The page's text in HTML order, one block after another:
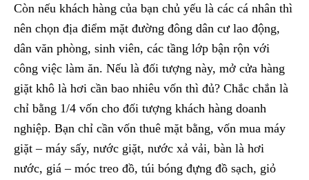
Còn nếu khách hàng của bạn chủ yếu là các cá nhân thì
nên chọn địa điểm mặt đường đông dân cư lao động,
dân văn phòng, sinh viên, các tầng lớp bận rộn với
công việc làm ăn. Nếu là đối tượng này, mở cửa hàng
giặt khô là hơi cần bao nhiêu vốn thì đủ? Chắc chắn là
chỉ bằng 1/4 vốn cho đối tượng khách hàng doanh
nghiệp. Bạn chỉ cần vốn thuê mặt bằng, vốn mua máy
giặt – máy sấy, nước giặt, nước xả vải, bàn là hơi
nước, giá – móc treo đồ, túi bóng đựng đồ sạch, giỏ